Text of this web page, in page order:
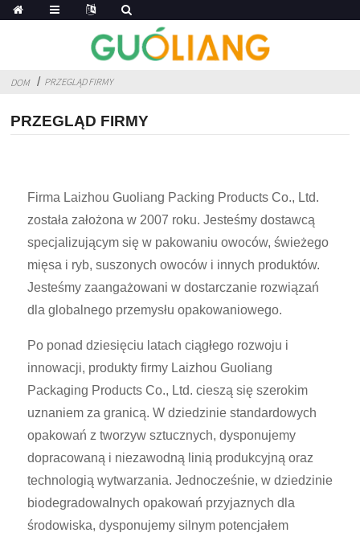
DOM PRZEGLĄD FIRMY
PRZEGLĄD FIRMY
Firma Laizhou Guoliang Packing Products Co., Ltd.
została założona w 2007 roku. Jesteśmy dostawcą
specjalizującym się w pakowaniu owoców, świeżego
mięsa i ryb, suszonych owoców i innych produktów.
Jesteśmy zaangażowani w dostarczanie rozwiązań
dla globalnego przemysłu opakowaniowego.
Po ponad dziesięciu latach ciągłego rozwoju i
innowacji, produkty firmy Laizhou Guoliang
Packaging Products Co., Ltd. cieszą się szerokim
uznaniem za granicą. W dziedzinie standardowych
opakowań z tworzyw sztucznych, dysponujemy
dopracowaną i niezawodną linią produkcyjną oraz
technologią wytwarzania. Jednocześnie, w dziedzinie
biodegradowalnych opakowań przyjaznych dla
środowiska, dysponujemy silnym potencjałem